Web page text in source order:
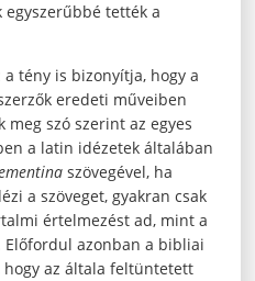
egyszerűbbé tették a
tény is bizonyítja, hogy a
eredeti műveiben
szó szerint az egyes
a latin idézetek általában
szövegével, ha
a szöveget, gyakran csak
értelmezést ad, mint a
azonban a bibliai
hogy az általa feltüntetett